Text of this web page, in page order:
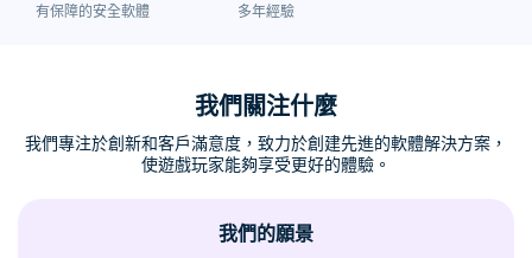
有保障的安全軟體 多年經驗
我們關注什麼
我們專注於創新和客戶滿意度，致力於創建先進的軟體解決方案，
使遊戲玩家能夠享受更好的體驗。
我們的願景